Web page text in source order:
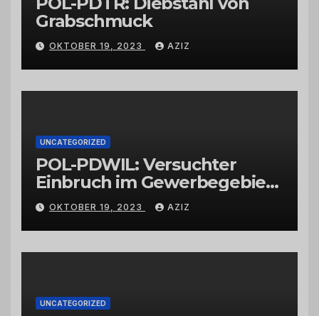
Grabschmuck
OKTOBER 19, 2023 AZIZ
UNCATEGORIZED
POL-PDWIL: Versuchter
Einbruch im Gewerbegebiet
Wittlich
OKTOBER 19, 2023 AZIZ
UNCATEGORIZED